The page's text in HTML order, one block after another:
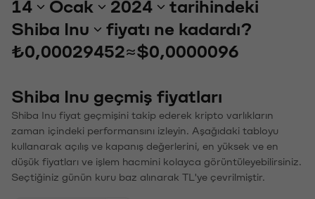
14 Ocak 2024
tarihindeki
Shiba Inu
fiyatı ne kadardı?
₺0,00029452≈$0,0000096
Shiba Inu geçmiş fiyatları
Shiba Inu fiyat geçmişini takip ederek kripto varlıkların
zaman içindeki performansını izleyin. Aşağıdaki tabloyu
kullanarak açılış ve kapanış değerlerini, en yüksek ve en
düşük fiyatları ve işlem hacmini kolayca görüntüleyebilirsiniz.
Seçtiğiniz günün kuru baz alınarak TL'ye çevrilmiştir.